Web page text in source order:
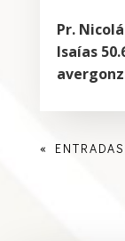
Pr.
Isaías
«